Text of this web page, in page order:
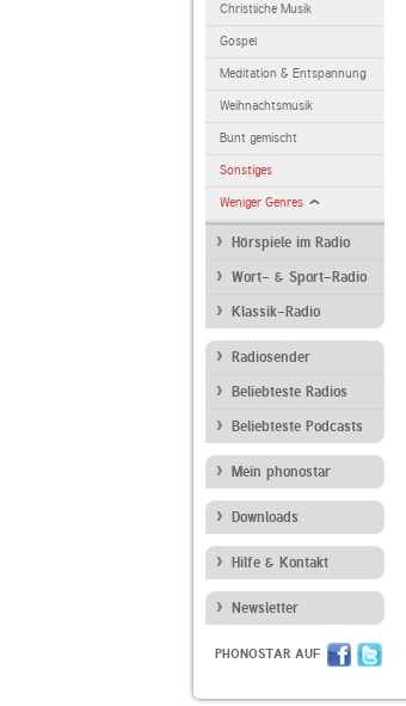
Christliche Musik
Gospel
Meditation & Entspannung
Weihnachtsmusik
Bunt gemischt
Sonstiges
Weniger Genres
Hörspiele im Radio
Wort- & Sport-Radio
Klassik-Radio
Radiosender
Beliebteste Radios
Beliebteste Podcasts
Mein phonostar
Downloads
Hilfe & Kontakt
Newsletter
PHONOSTAR AUF